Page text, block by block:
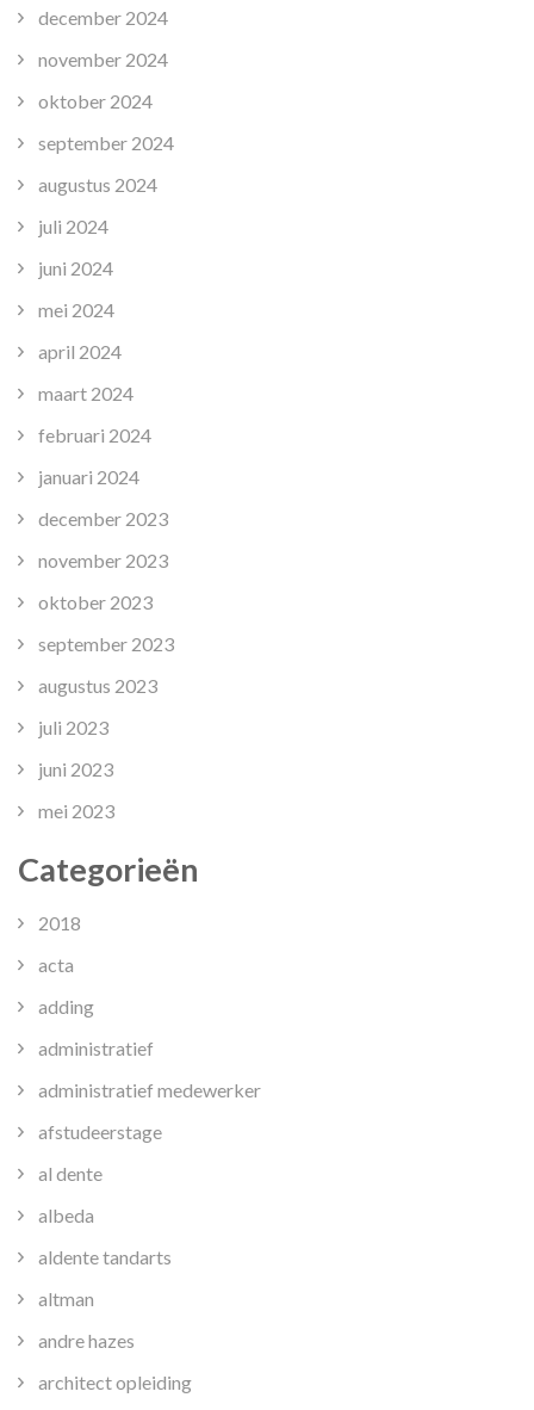
december 2024
november 2024
oktober 2024
september 2024
augustus 2024
juli 2024
juni 2024
mei 2024
april 2024
maart 2024
februari 2024
januari 2024
december 2023
november 2023
oktober 2023
september 2023
augustus 2023
juli 2023
juni 2023
mei 2023
Categorieën
2018
acta
adding
administratief
administratief medewerker
afstudeerstage
al dente
albeda
aldente tandarts
altman
andre hazes
architect opleiding